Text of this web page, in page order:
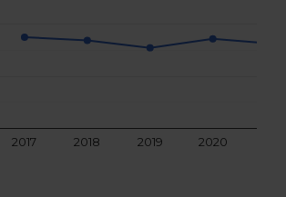
2017 2018 2019 2020